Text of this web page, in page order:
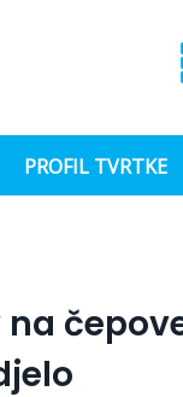
PROFIL TVRTKE
na